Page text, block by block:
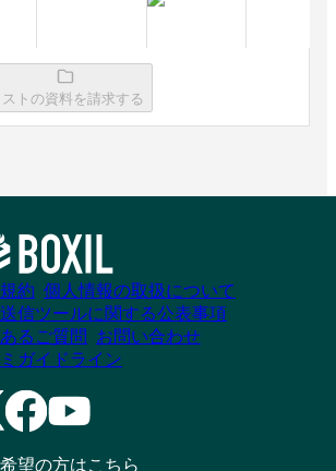
コンサルティング・専門サービス No.1
下半期 BOXIL資料請求数ランキング BIツ
マスコミ/広告/デザイン/ゲーム/エンター
ント系 No.1
療系 No.1
下半期 BOXIL資料請求数ランキング BIツ
大企業向け No.1
向け（1,000名以上）
下半期 BOXIL資料請求数ランキング BIツ
中小企業向け No.1
業向け（1,000名未満）
追加 資料請求リストに追加
ストの資料を請求する
約 個人情報の取扱について
信ツールに関する公表事項
るご質問
お問い合わせ
ガイドライン
望の方はこちら